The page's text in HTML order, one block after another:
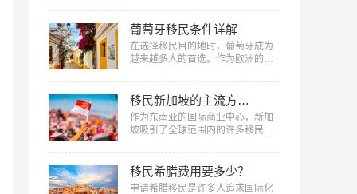
能够顺利通过体检，...…
但要获得美国投资移民申请正式绿
卡，需要符合一系列条件，那么美
国投资移民申请正式绿卡要什么条
件？下面美福国际将详细介绍美国
投资移民签证的相关条件，希望能
葡萄牙移民条件详解
在选择移民目的地时，葡萄牙成为
越来越多人的首选。作为欧洲的一
风光、丰富的文化和历史遗产以及
良好的生活质量吸引着全世界的目
光。本文中，美福国际为您带来葡
萄牙移民条件详解，帮助读者更好
地了解如何实现葡萄牙移民梦想。
移民新加坡的主流方式汇总
作为东南亚的国际商业中心，新加
坡吸引了全球范围内的许多移民。
吸引技术精英、投资者和创业者，
成为新加坡长期居民的比较佳选择
之一。下面美福国际将对移民新加
移民希腊费用要多少？
申请希腊移民是许多人追求国际化